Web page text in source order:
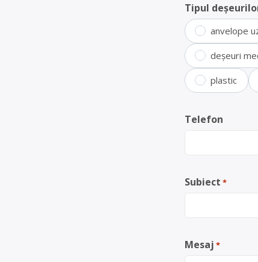
Tipul
anvelope
deșeuri
plastic
Telefon
Subiect *
Mesaj *